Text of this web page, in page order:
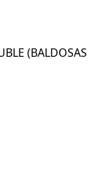
(BALDOSAS